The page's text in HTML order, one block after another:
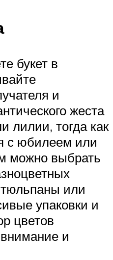
букет в
и
жеста
лилии, тогда как
с юбилеем или
можно выбрать
тюльпаны или
упаковки и
цветов
и